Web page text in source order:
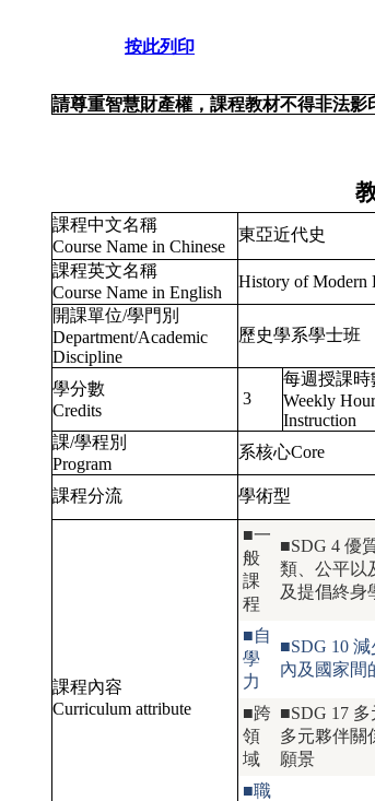
按此列印
請尊重智慧財產權，課程教材不得非法影
課程中文名稱
Course Name in Chinese
東亞近代史
課程英文名稱
Course Name in English
History of Modern
開課單位/學門別
Department/Academic
Discipline
歷史學系學士班
學分數
Credits
3
每週授課時
Weekly
Instruction
課/學程別
Program
系核心Core
課程分流 學術型
課程內容
Curriculum attribute
■一
般
課
程
■SDG 4 優
類、公平以
及提倡終身
■自
學
力
■SDG 10
內及國家間
■跨
領
域
■SDG 17
多元夥伴關
願景
■職